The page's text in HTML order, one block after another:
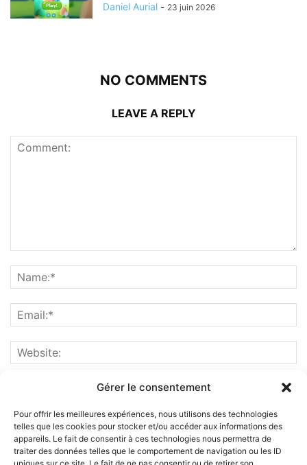
Gérer le consentement
Pour offrir les meilleures expériences, nous utilisons des technologies
telles que les cookies pour stocker et/ou accéder aux informations des
appareils. Le fait de consentir à ces technologies nous permettra de
traiter des données telles que le comportement de navigation ou les ID
Daniel Aurial - 23 juin 2026
NO COMMENTS
LEAVE A REPLY